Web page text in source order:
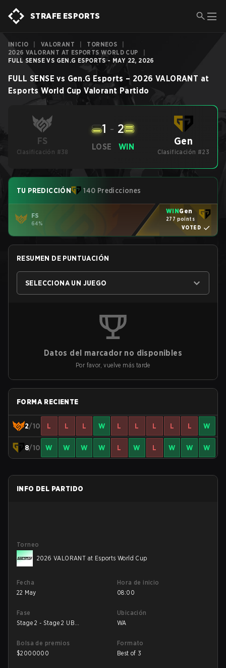
STRAFE ESPORTS
INICIO VALORANT TORNEOS
2026 VALORANT AT ESPORTS WORLD CUP
FULL SENSE VS GEN.G ESPORTS - MAY 22, 2026
FULL SENSE vs Gen.G Esports – 2026 VALORANT at
Esports World Cup Valorant Partido
FS
Clasificación #38
LOSE
1 - 2
WIN Gen
Clasificación #23
TU PREDICCIÓN 140 Predicciones
FS
64%
WINGen
277 points
VOTED
RESUMEN DE PUNTUACIÓN
SELECCIONA UN JUEGO
Datos del marcador no disponibles
Por favor, vuelve más tarde
FORMA RECIENTE
2/10 L L L W L L L L L W
8/10 W W W W L W L W W W
INFO DEL PARTIDO
Torneo
2026 VALORANT at Esports World Cup
Fecha
22 May
Hora de inicio
08:00
Fase
Stage 2 - Stage 2 UB
Ubicación
WA
Bolsa de premios
$2000000
Formato
Best of 3